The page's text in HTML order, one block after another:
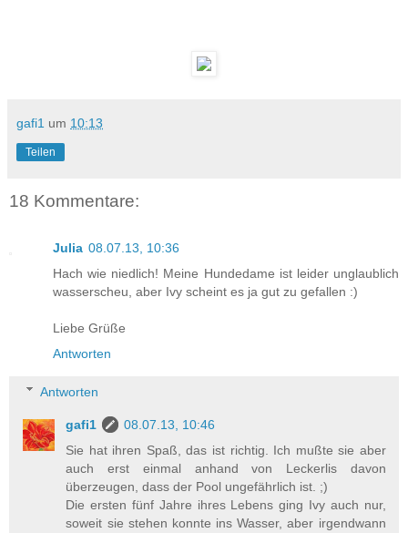
gafi1 um 10:13
Teilen
18 Kommentare:
Julia 08.07.13, 10:36
Hach wie niedlich! Meine Hundedame ist leider unglaublich
wasserscheu, aber Ivy scheint es ja gut zu gefallen :)
Liebe Grüße
Antworten
Antworten
gafi1
08.07.13, 10:46
Sie hat ihren Spaß, das ist richtig. Ich mußte sie aber
auch erst einmal anhand von Leckerlis davon
überzeugen, dass der Pool ungefährlich ist. ;)
Die ersten fünf Jahre ihres Lebens ging Ivy auch nur,
soweit sie stehen konnte ins Wasser, aber irgendwann